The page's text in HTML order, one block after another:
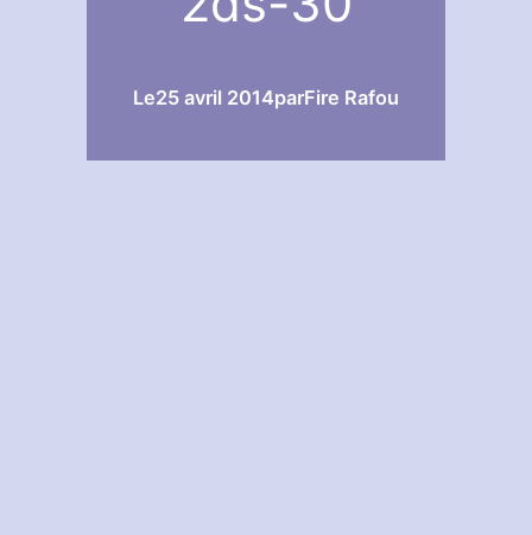
Le25 avril 2014parFire Rafou